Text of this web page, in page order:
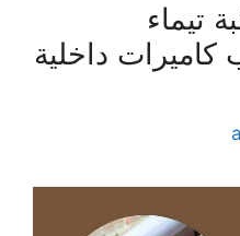
تيماء
تركيب كاميرات داخلية